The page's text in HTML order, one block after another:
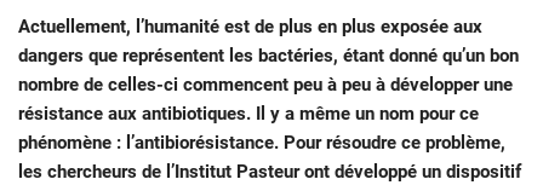
Actuellement, l’humanité est de plus en plus exposée aux
dangers que représentent les bactéries, étant donné qu’un bon
nombre de celles-ci commencent peu à peu à développer une
résistance aux antibiotiques. Il y a même un nom pour ce
phénomène : l’antibiorésistance. Pour résoudre ce problème,
les chercheurs de l’Institut Pasteur ont développé un dispositif